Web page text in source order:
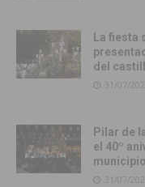
La fiesta
del
31/07/
Pilar de
el 40º
municipio
31/07/